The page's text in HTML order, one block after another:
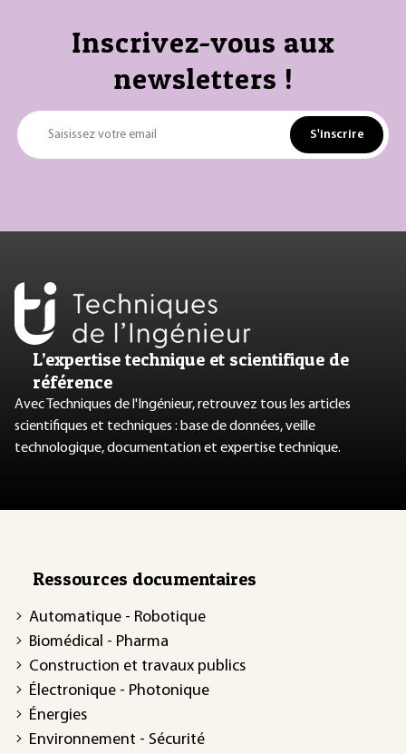
Inscrivez-vous aux
newsletters !
Saisissez votre email S'inscrire
L’expertise technique et scientifique de
référence
Avec Techniques de l'Ingénieur, retrouvez tous les articles
scientifiques et techniques : base de données, veille
technologique, documentation et expertise technique.
Ressources documentaires
Automatique - Robotique
Biomédical - Pharma
Construction et travaux publics
Électronique - Photonique
Énergies
Environnement - Sécurité